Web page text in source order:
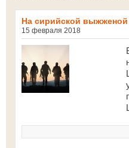
На сирийской выжженой
15 февраля 2018